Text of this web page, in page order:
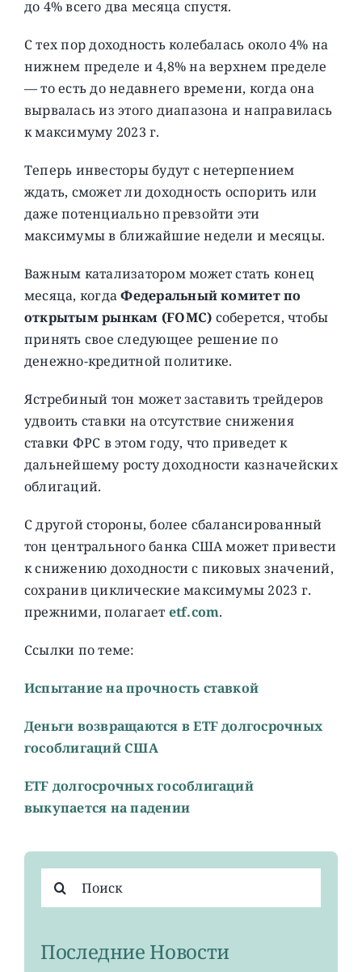
до 4% всего два месяца спустя.
С тех пор доходность колебалась около 4% на
нижнем пределе и 4,8% на верхнем пределе
— то есть до недавнего времени, когда она
вырвалась из этого диапазона и направилась
к максимуму 2023 г.
Теперь инвесторы будут с нетерпением
ждать, сможет ли доходность оспорить или
даже потенциально превзойти эти
максимумы в ближайшие недели и месяцы.
Важным катализатором может стать конец
месяца, когдаФедеральный комитет по
открытым рынкам (FOMC) соберется, чтобы
принять свое следующее решение по
денежно-кредитной политике.
Ястребиный тон может заставить трейдеров
удвоить ставки на отсутствие снижения
ставки ФРС в этом году, что приведет к
дальнейшему росту доходности казначейских
облигаций.
С другой стороны, более сбалансированный
тон центрального банка США может привести
к снижению доходности с пиковых значений,
сохранив циклические максимумы 2023 г.
прежними, полагает etf.com.
Ссылки по теме:
Испытание на прочность ставкой
Деньги возвращаются в ETF долгосрочных
гособлигаций США
ETF долгосрочных гособлигаций
выкупается на падении
поиска:
Последние Новости